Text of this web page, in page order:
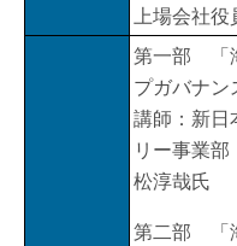
上場会社役
第一部 「
プガバナン
講師：新
リー事業
松淳哉氏
第二部 「